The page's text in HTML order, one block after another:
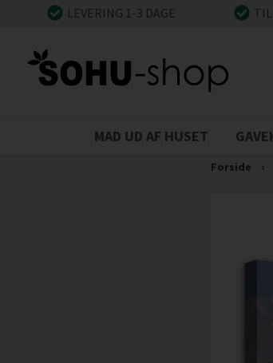
LEVERING 1-3 DAGE
MAD UD AF HUSET
Forside ›